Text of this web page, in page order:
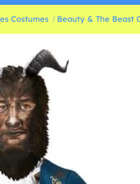
Costumes Beauty & The Beast